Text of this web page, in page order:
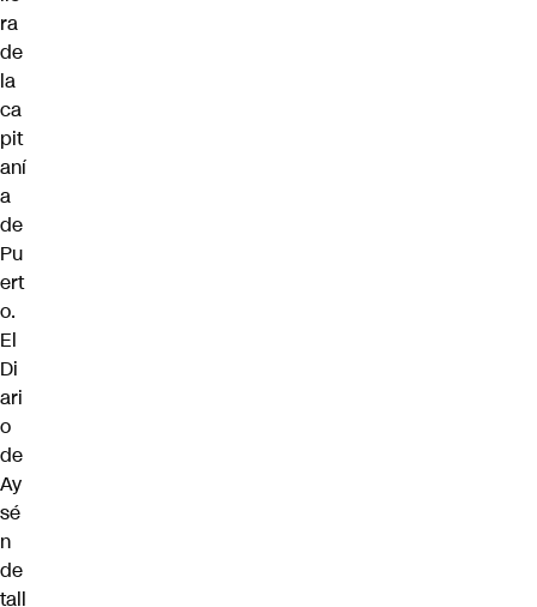
ra
de
la
ca
pit
aní
a
de
Pu
ert
o.
El
Di
ari
o
de
Ay
sé
n
de
tall